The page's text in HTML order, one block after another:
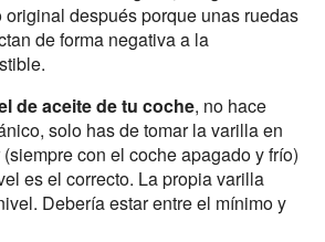
después porque unas ruedas
de forma negativa a la
de aceite de tu coche, no hace
solo has de tomar la varilla en
con el coche apagado y frío)
es el correcto. La propia varilla
Debería estar entre el mínimo y